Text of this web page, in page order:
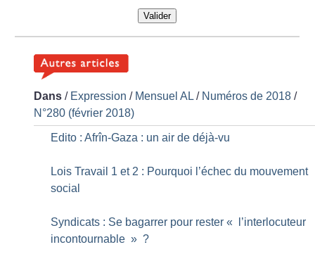
Valider
Dans / Expression / Mensuel AL / Numéros de 2018 /
N°280 (février 2018)
Edito : Afrîn-Gaza : un air de déjà-vu
Lois Travail 1 et 2 : Pourquoi l’échec du mouvement
social
Syndicats : Se bagarrer pour rester «
l’interlocuteur
incontournable » ?